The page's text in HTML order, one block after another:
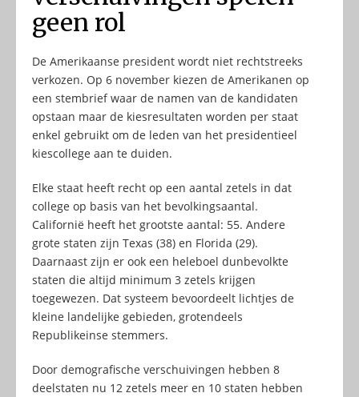
geen rol
De Amerikaanse president wordt niet rechtstreeks
verkozen. Op 6 november kiezen de Amerikanen op
een stembrief waar de namen van de kandidaten
opstaan maar de kiesresultaten worden per staat
enkel gebruikt om de leden van het presidentieel
kiescollege aan te duiden.
Elke staat heeft recht op een aantal zetels in dat
college op basis van het bevolkingsaantal.
Californië heeft het grootste aantal: 55. Andere
grote staten zijn Texas (38) en Florida (29).
Daarnaast zijn er ook een heleboel dunbevolkte
staten die altijd minimum 3 zetels krijgen
toegewezen. Dat systeem bevoordeelt lichtjes de
kleine landelijke gebieden, grotendeels
Republikeinse stemmers.
Door demografische verschuivingen hebben 8
deelstaten nu 12 zetels meer en 10 staten hebben